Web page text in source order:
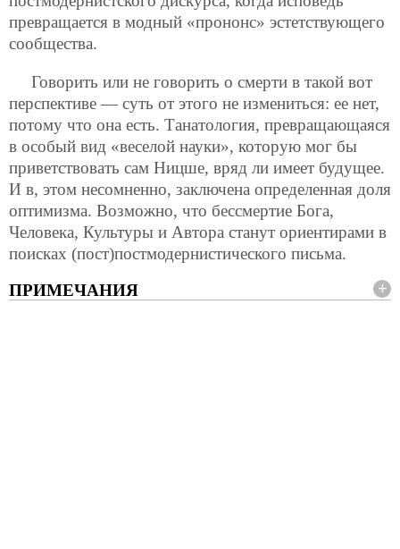
превращается в модный «прононс» эстетствующего
сообщества.
Говорить или не говорить о смерти в такой вот
перспективе — суть от этого не измениться: ее нет,
потому что она есть. Танатология, превращающаяся
в особый вид «веселой науки», которую мог бы
приветствовать сам Ницше, вряд ли имеет будущее.
И в, этом несомненно, заключена определенная доля
оптимизма. Возможно, что бессмертие Бога,
Человека, Культуры и Автора станут ориентирами в
поисках (пост)постмодернистического письма.
ПРИМЕЧАНИЯ